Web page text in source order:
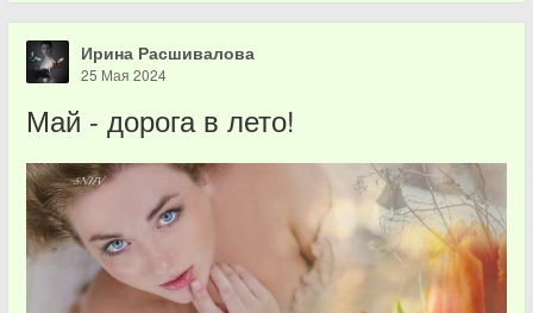
Ирина Расшивалова
25 Мая 2024
Май - дорога в лето!